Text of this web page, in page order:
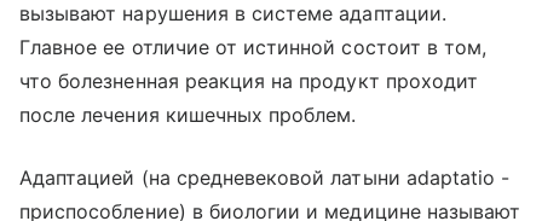
вызывают нарушения в системе адаптации.
Главное ее отличие от истинной состоит в том,
что болезненная реакция на продукт проходит
после лечения кишечных проблем.
Адаптацией (на средневековой латыни adaptatio -
приспособление) в биологии и медицине называют